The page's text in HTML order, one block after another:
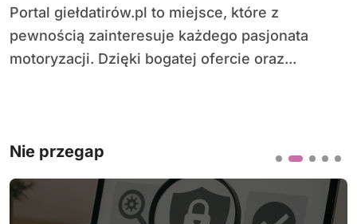
Portal giełdatirów.pl to miejsce, które z
pewnością zainteresuje każdego pasjonata
motoryzacji. Dzięki bogatej ofercie oraz...
Nie przegap